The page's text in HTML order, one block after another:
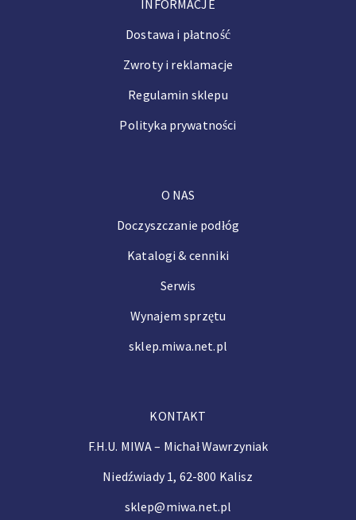
INFORMACJE
Dostawa i płatność
Zwroty i reklamacje
Regulamin sklepu
Polityka prywatności
O NAS
Doczyszczanie podłóg
Katalogi & cenniki
Serwis
Wynajem sprzętu
sklep.miwa.net.pl
KONTAKT
F.H.U. MIWA – Michał Wawrzyniak
Niedźwiady 1, 62-800 Kalisz
sklep@miwa.net.pl